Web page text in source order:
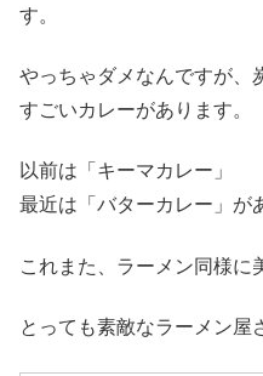
す。
やっちゃダメなんですが、
すごいカレーがあります。
以前は「キーマカレー」
最近は「バターカレー」が
これまた、ラーメン同様に
とっても素敵なラーメン屋